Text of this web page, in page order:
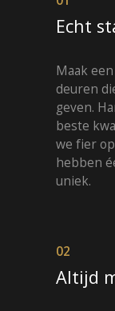
Echt
Maak
deuren
geven.
beste
we fier
hebben
uniek.
02
Altijd